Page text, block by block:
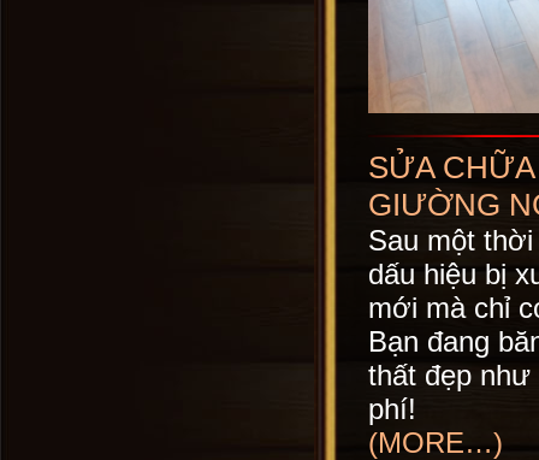
SỬA
GIƯỜNG
Sau một
dấu hiệu bị
mới mà chỉ
Bạn đang
thất đẹp như
phí!
(MORE…)